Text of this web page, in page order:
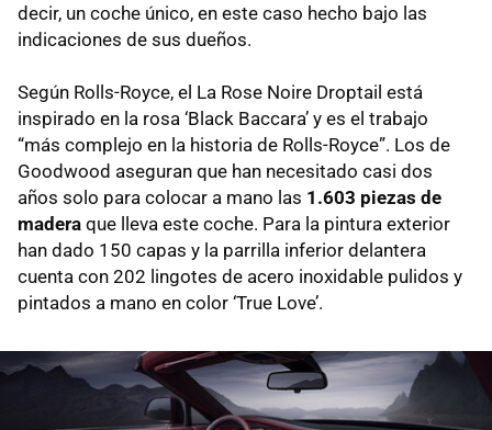
decir, un coche único, en este caso hecho bajo las
indicaciones de sus dueños.
Según Rolls-Royce, el La Rose Noire Droptail está
inspirado en la rosa ‘Black Baccara’ y es el trabajo
“más complejo en la historia de Rolls-Royce”. Los de
Goodwood aseguran que han necesitado casi dos
años solo para colocar a mano las 1.603 piezas de
madera que lleva este coche. Para la pintura exterior
han dado 150 capas y la parrilla inferior delantera
cuenta con 202 lingotes de acero inoxidable pulidos y
pintados a mano en color ‘True Love’.